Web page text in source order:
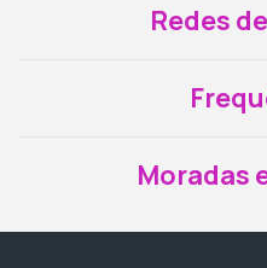
Redes
Moradas